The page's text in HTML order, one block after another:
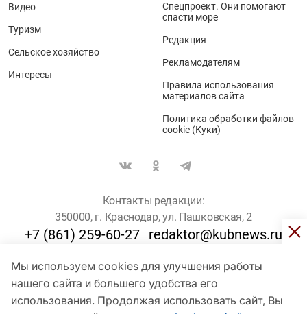
Мы используем cookies для улучшения работы
нашего сайта и большего удобства его
использования. Продолжая использовать сайт, Вы
Видео
Туризм
Сельское хозяйство
Интересы
Спецпроект. Они помогают
спасти море
Редакция
Рекламодателям
Правила использования
материалов сайта
Политика обработки файлов
cookie (Куки)
Контакты редакции:
350000, г. Краснодар, ул. Пашковская, 2
+7 (861) 259-60-27 redaktor@kubnews.ru
Для пользователей старше 16 лет
© Кубанские Новости, 2017